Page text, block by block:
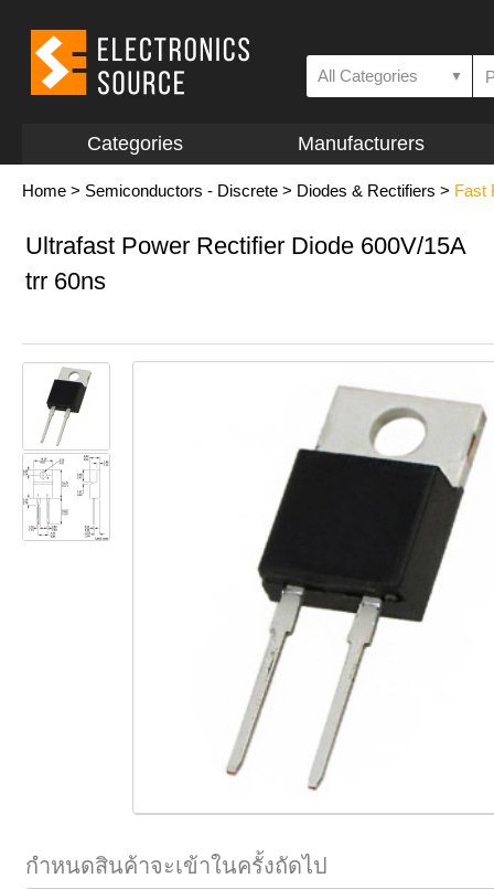
All Categories ▼
Categories Manufacturers
Home > Semiconductors - Discrete > Diodes & Rectifiers > Fast
Ultrafast Power Rectifier Diode 600V/15A
trr 60ns
กำหนดสินค้าจะเข้าในครั้งถัดไป